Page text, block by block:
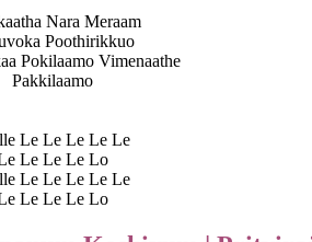
Nara Meraam
Poothirikkuo
Pokilaamo Vimenaathe
Pakkilaamo
Le Le Le Le Le
Le Le Le Lo
Le Le Le Le Le
Le Le Le Lo